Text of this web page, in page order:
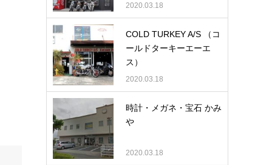
2020.03.18
COLD TURKEY A/S （コ
ールドターキーエーエ
ス）
2020.03.18
時計・メガネ・宝石 かみ
や
2020.03.18